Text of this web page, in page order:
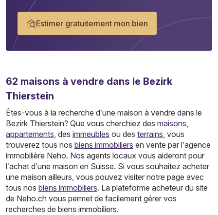
Estimer gratuitement mon bien
62 maisons à vendre dans le Bezirk
Thierstein
Êtes-vous à la recherche d’une maison à vendre dans le
Bezirk Thierstein? Que vous cherchiez des maisons,
appartements, des immeubles ou des terrains, vous
trouverez tous nos biens immobiliers en vente par l’agence
immobilière Neho. Nos agents locaux vous aideront pour
l’achat d’une maison en Suisse. Si vous souhaitez acheter
une maison ailleurs, vous pouvez visiter notre page avec
tous nos biens immobiliers. La plateforme acheteur du site
de Neho.ch vous permet de facilement gérer vos
recherches de biens immobiliers.